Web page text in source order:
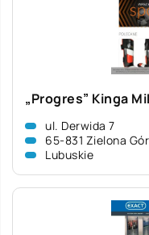
„Progres” Kinga
ul. Derwida 7
65-831 Zielona
Lubuskie